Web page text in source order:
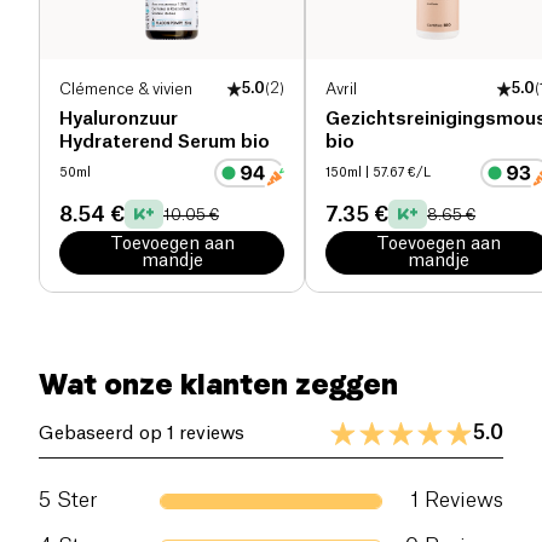
Clémence & vivien 5.0(2)
Hyaluronzuur
Hydraterend Serum bio
50ml
8.54 € 10.05 €
Toevoegen aan
mandje
Avril 5.0(
bio
150ml | 57.67 €/L
7.35 € 8.65 €
Toevoegen aan
mandje
Wat onze klanten zeggen
Gebaseerd op 1 reviews 5.0
5 Ster 1 Reviews